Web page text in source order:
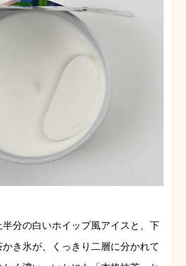
分の白いホイップ風アイスと、下
き氷が、くっきり二層に分かれて